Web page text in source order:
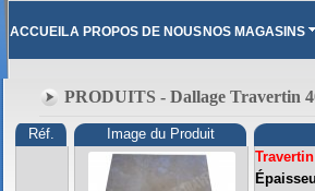
ACCUEILA PROPOS DE NOUS NOS MAGASINS
PRODUITS - Dallage Travertin
Réf. Image du Produit